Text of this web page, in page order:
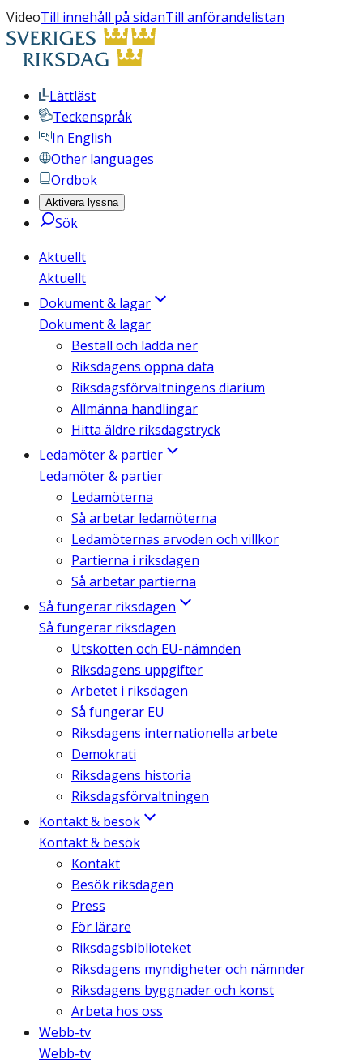
VideoTill innehåll på sidanTill anförandelistan
Lättläst
Teckenspråk
In English
Other languages
Ordbok
Aktivera lyssna
Sök
Aktuellt
Aktuellt
Dokument & lagar
Dokument & lagar
Beställ och ladda ner
Riksdagens öppna data
Riksdagsförvaltningens diarium
Allmänna handlingar
Hitta äldre riksdagstryck
Ledamöter & partier
Ledamöter & partier
Ledamöterna
Så arbetar ledamöterna
Ledamöternas arvoden och villkor
Partierna i riksdagen
Så arbetar partierna
Så fungerar riksdagen
Så fungerar riksdagen
Utskotten och EU-nämnden
Riksdagens uppgifter
Arbetet i riksdagen
Så fungerar EU
Riksdagens internationella arbete
Demokrati
Riksdagens historia
Riksdagsförvaltningen
Kontakt & besök
Kontakt & besök
Kontakt
Besök riksdagen
Press
För lärare
Riksdagsbiblioteket
Riksdagens myndigheter och nämnder
Riksdagens byggnader och konst
Arbeta hos oss
Webb-tv
Webb-tv